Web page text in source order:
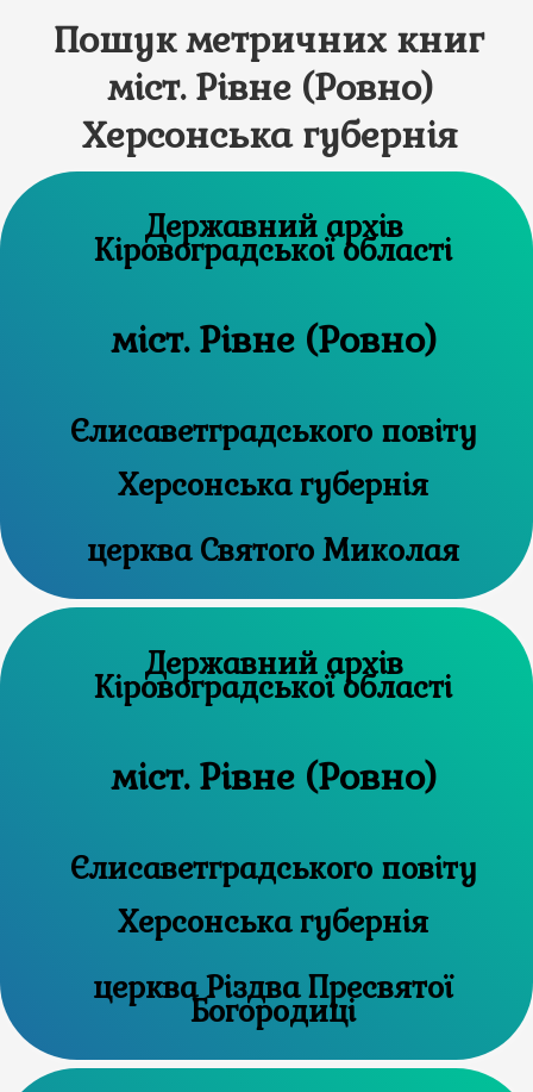
Пошук метричних книг
міст. Рівне (Ровно)
Херсонська губернія
Державний архів
Кіровоградської області
міст. Рівне (Ровно)
Єлисаветградського повіту
Херсонська губернія
церква Святого Миколая
Державний архів
Кіровоградської області
міст. Рівне (Ровно)
Єлисаветградського повіту
Херсонська губернія
церква Різдва Пресвятої
Богородиці